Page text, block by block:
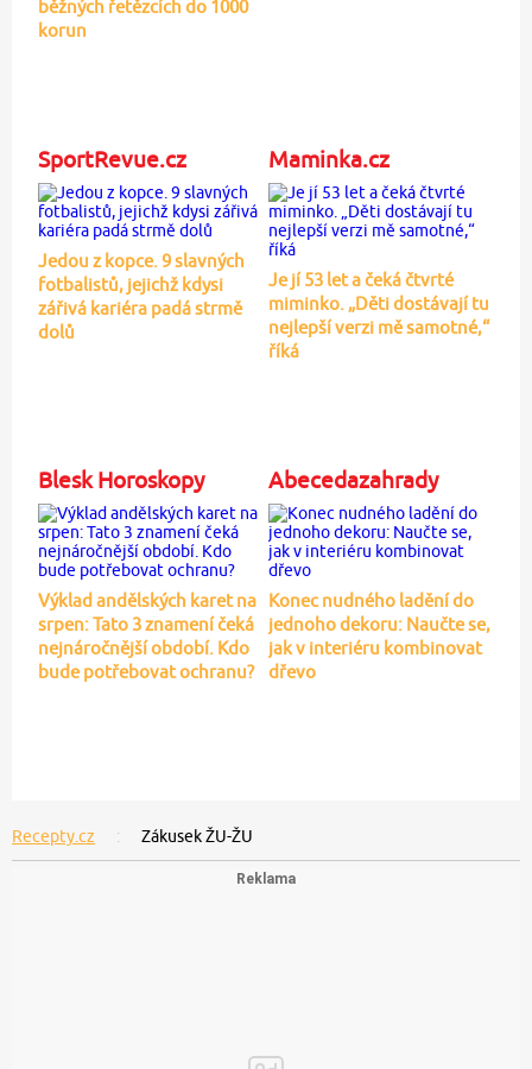
běžných řetězcích do 1000
korun
SportRevue.cz
Jedou z kopce. 9 slavných
fotbalistů, jejichž kdysi
zářivá kariéra padá strmě
dolů
Maminka.cz
Je jí 53 let a čeká čtvrté
miminko. „Děti dostávají tu
nejlepší verzi mě samotné,“
říká
Blesk Horoskopy
Výklad andělských karet na
srpen: Tato 3 znamení čeká
nejnáročnější období. Kdo
bude potřebovat ochranu?
Abecedazahrady
Konec nudného ladění do
jednoho dekoru: Naučte se,
jak v interiéru kombinovat
dřevo
Recepty.cz Zákusek ŽU-ŽU